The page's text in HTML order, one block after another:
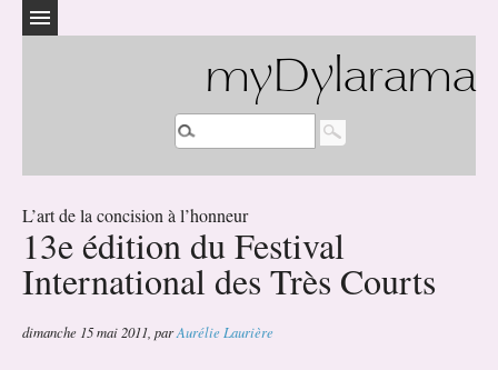
myDylarama
L’art de la concision à l’honneur
13e édition du Festival
International des Très Courts
dimanche 15 mai 2011 parAurélie Laurière